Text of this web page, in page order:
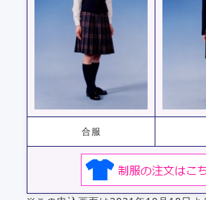
合服